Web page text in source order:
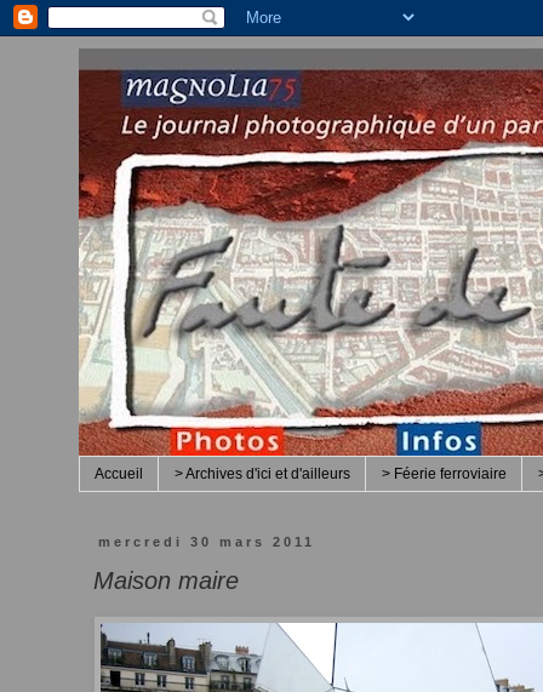
Accueil > Archives d'ici et d'ailleurs > Féerie ferroviaire
mercredi 30 mars 2011
Maison maire